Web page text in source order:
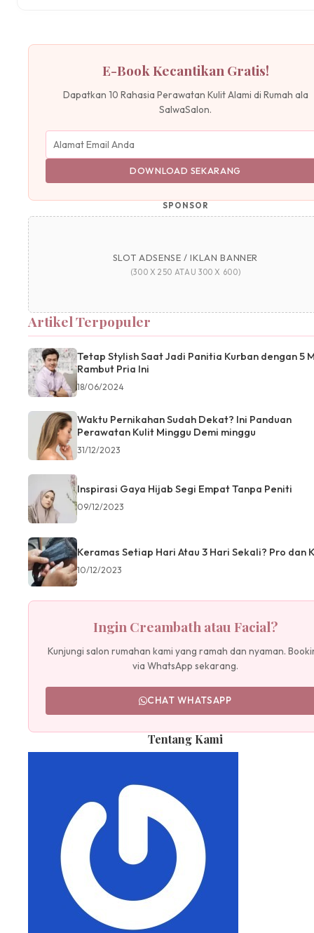
E-Book Kecantikan Gratis!
Dapatkan 10 Rahasia Perawatan Kulit Alami di Rumah ala
SalwaSalon.
DOWNLOAD SEKARANG
SPONSOR
SLOT ADSENSE / IKLAN BANNER
(300 X 250 ATAU 300 X 600)
Artikel Terpopuler
Tetap Stylish Saat Jadi Panitia Kurban dengan 5
Rambut Pria Ini
18/06/2024
Waktu Pernikahan Sudah Dekat? Ini Panduan
Perawatan Kulit Minggu Demi minggu
31/12/2023
Inspirasi Gaya Hijab Segi Empat Tanpa Peniti
09/12/2023
Keramas Setiap Hari Atau 3 Hari Sekali? Pro dan
10/12/2023
Ingin Creambath atau Facial?
Kunjungi salon rumahan kami yang ramah dan nyaman.
via WhatsApp sekarang.
CHAT WHATSAPP
Tentang Kami